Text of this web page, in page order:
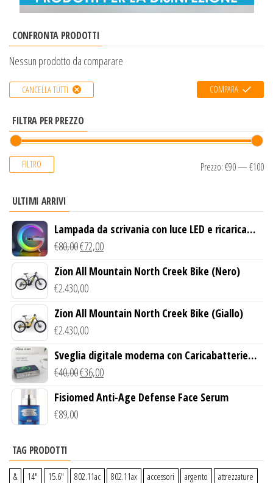
CONFRONTA PRODOTTI
Nessun prodotto da comparare
CANCELLA TUTTI COMPARA
FILTRA PER PREZZO
FILTRO Prezzo:€90—€100
ULTIMI ARRIVI
Lampada da scrivania con luce LED e ricarica
wireless
€80,00€72,00
Zion All Mountain North Creek Bike (Nero)
€2.430,00
Zion All Mountain North Creek Bike (Giallo)
€2.430,00
Sveglia digitale moderna con Caricabatterie
Wireless Qi
€40,00€36,00
Fisiomed Anti-Age Defense Face Serum
€89,00
TAG PRODOTTI
& 14″ 15.6″ 802.11ac 802.11ax accessori argento attrezzature